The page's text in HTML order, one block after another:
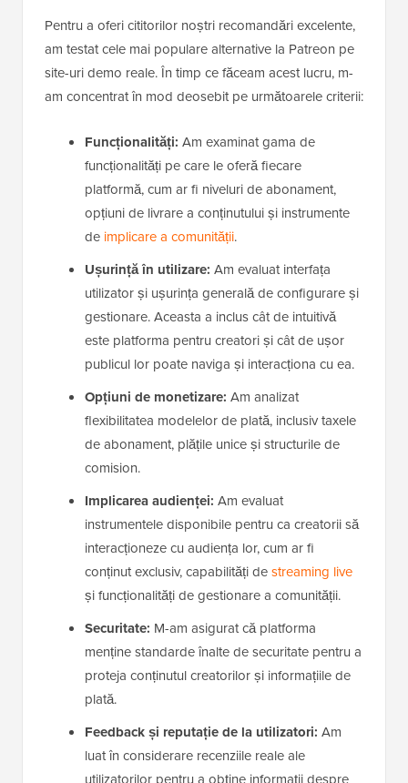
Pentru a oferi cititorilor noștri recomandări excelente,
am testat cele mai populare alternative la Patreon pe
site-uri demo reale. În timp ce făceam acest lucru, m-
am concentrat în mod deosebit pe următoarele criterii:
Funcționalități: Am examinat gama de
funcționalități pe care le oferă fiecare
platformă, cum ar fi niveluri de abonament,
opțiuni de livrare a conținutului și instrumente
de implicare a comunității.
Ușurință în utilizare: Am evaluat interfața
utilizator și ușurința generală de configurare și
gestionare. Aceasta a inclus cât de intuitivă
este platforma pentru creatori și cât de ușor
publicul lor poate naviga și interacționa cu ea.
Opțiuni de monetizare: Am analizat
flexibilitatea modelelor de plată, inclusiv taxele
de abonament, plățile unice și structurile de
comision.
Implicarea audienței: Am evaluat
instrumentele disponibile pentru ca creatorii să
interacționeze cu audiența lor, cum ar fi
conținut exclusiv, capabilități destreaming live
și funcționalități de gestionare a comunității.
Securitate: M-am asigurat că platforma
menține standarde înalte de securitate pentru a
proteja conținutul creatorilor și informațiile de
plată.
Feedback și reputație de la utilizatori: Am
luat în considerare recenziile reale ale